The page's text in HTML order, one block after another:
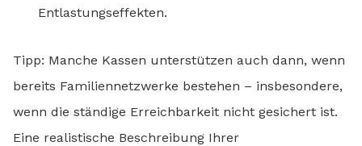
Entlastungseffekten.
Tipp: Manche Kassen unterstützen auch dann, wenn
bereits Familiennetzwerke bestehen – insbesondere,
wenn die ständige Erreichbarkeit nicht gesichert ist.
Eine realistische Beschreibung Ihrer